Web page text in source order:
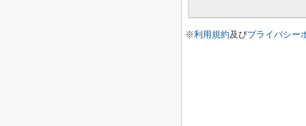
※利用規約及びプライバシー